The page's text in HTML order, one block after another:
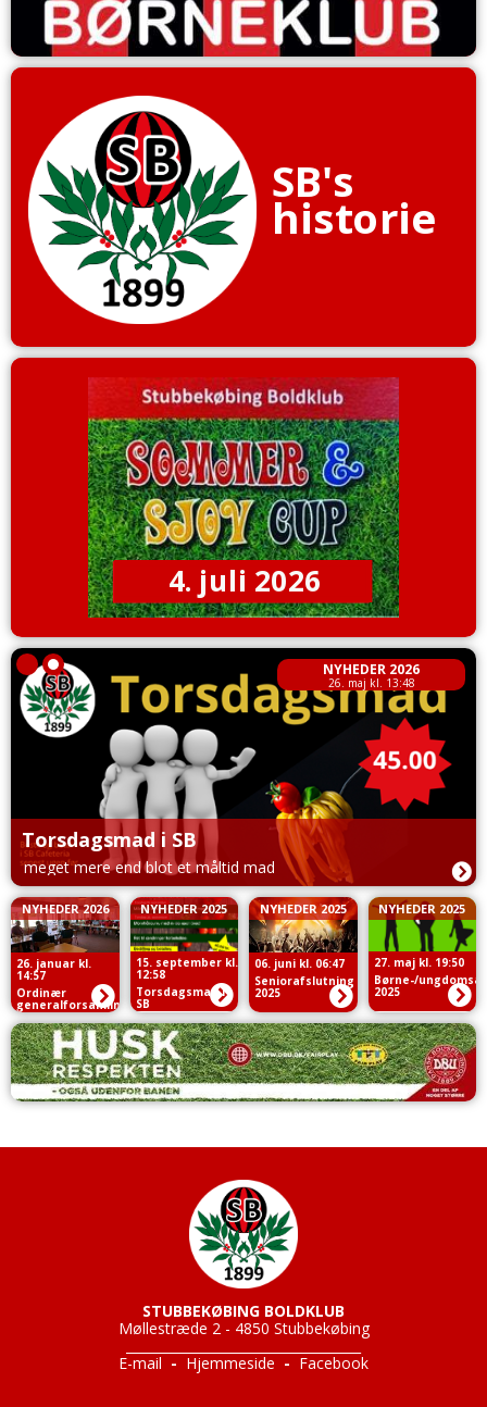
NYHEDER 2026
26. maj kl. 13:48
Torsdagsmad i SB
meget mere end blot et måltid mad
NYHEDER 2026
26. januar kl.
14:57
Ordinær
generalforsamling
NYHEDER 2025
15. september kl.
12:58
Torsdagsmad i
SB
NYHEDER 2025
06. juni kl. 06:47
Seniorafslutning
2025
NYHEDER 2025
27. maj kl. 19:50
Børne-/
2025
STUBBEKØBING BOLDKLUB
Møllestræde 2 - 4850 Stubbekøbing
E-mail - Hjemmeside - Facebook